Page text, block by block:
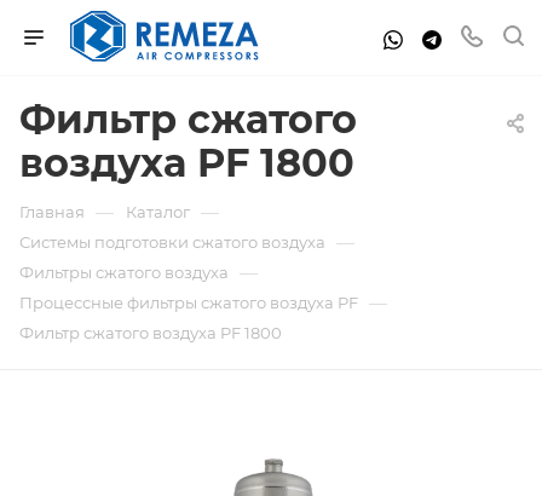
Фильтр сжатого
воздуха PF 1800
Главная — Каталог —
Системы подготовки сжатого воздуха —
Фильтры сжатого воздуха —
Процессные фильтры сжатого воздуха PF —
Фильтр сжатого воздуха PF 1800